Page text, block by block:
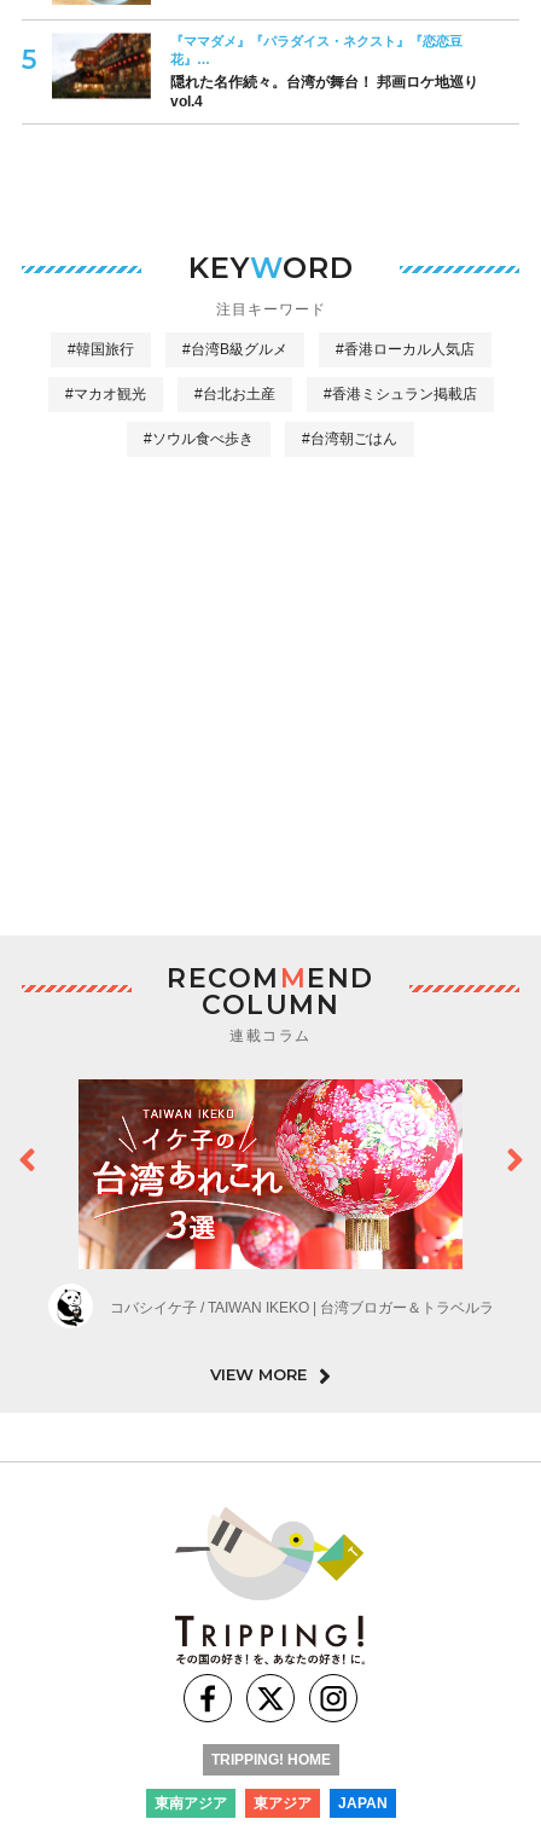
『ママダメ』『パラダイス・ネクスト』『恋恋豆
花』…
隠れた名作続々。台湾が舞台！ 邦画ロケ地巡り
vol.4
KEYWORD
注目キーワード
#韓国旅行 #台湾B級グルメ #香港ローカル人気店
#マカオ観光 #台北お土産 #香港ミシュラン掲載店
#ソウル食べ歩き #台湾朝ごはん
RECOM MEND
COLUMN
連載コラム
コバシイケ子 / TAIWAN IKEKO | 台湾ブロガー＆トラベルラ
VIEW MORE
TRIPPING! HOME
東南アジア 東アジア JAPAN